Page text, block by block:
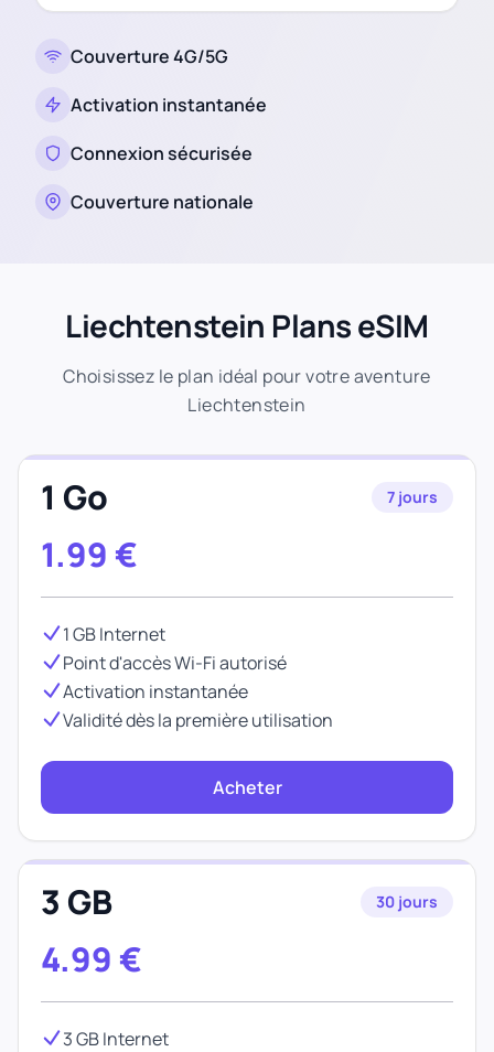
Couverture 4G/5G
Activation instantanée
Connexion sécurisée
Couverture nationale
Liechtenstein Plans eSIM
Choisissez le plan idéal pour votre aventure
Liechtenstein
1 Go 7 jours
1.99 €
1 GB Internet
Point d'accès Wi-Fi autorisé
Activation instantanée
Validité dès la première utilisation
Acheter
3 GB 30 jours
4.99 €
3 GB Internet